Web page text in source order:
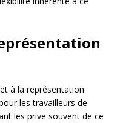
à la représentation
les travailleurs de
les prive souvent de ce